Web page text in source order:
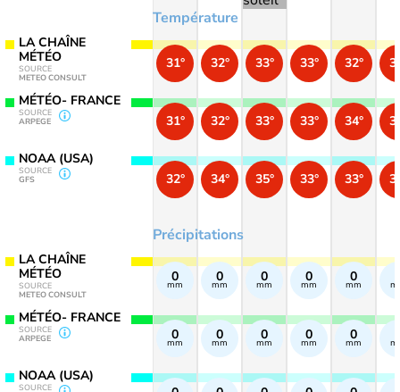
LA CHAÎNE
MÉTÉO
SOURCE
METEO CONSULT
MÉTÉO- FRANCE
SOURCE
ARPEGE
NOAA (USA)
SOURCE
GFS
LA CHAÎNE
MÉTÉO
SOURCE
METEO CONSULT
MÉTÉO- FRANCE
SOURCE
ARPEGE
NOAA (USA)
SOURCE
Température
Précipitations
31°
31°
32°
0
mm
0
mm
32°
32°
34°
0
mm
0
mm
33°
33°
35°
0
mm
0
mm
33°
33°
33°
0
mm
0
mm
32°
34°
33°
0
mm
0
mm